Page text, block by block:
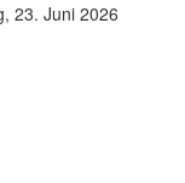
23. Juni 2026